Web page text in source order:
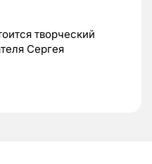
творческий
Сергея